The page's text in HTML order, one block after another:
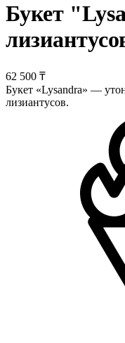
Букет
62 500 ₸
Букет «Lysandra» —
лизиантусов.